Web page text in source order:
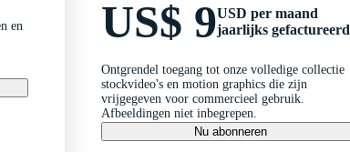
en
US$ 9USD per maand
jaarlijks gefactureerd
Ontgrendel toegang tot onze volledige collectie
stockvideo's en motion graphics die zijn
vrijgegeven voor commercieel gebruik.
Afbeeldingen niet inbegrepen.
Nu abonneren